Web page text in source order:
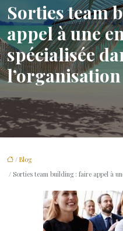
Sorties team
appel à une
spécialisée
l’organisation
/ Blog
/ Sorties team building : faire appel à